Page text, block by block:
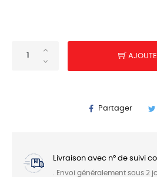
Partager
Livraison avec n° de suivi
. Envoi généralement sous 2